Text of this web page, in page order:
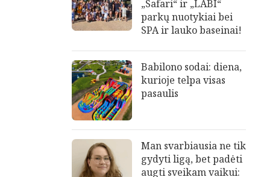
„Safari“ ir „LABI“
parkų nuotykiai bei
SPA ir lauko baseinai!
Babilono sodai: diena,
kurioje telpa visas
pasaulis
Man svarbiausia ne tik
gydyti ligą, bet padėti
augti sveikam vaikui: